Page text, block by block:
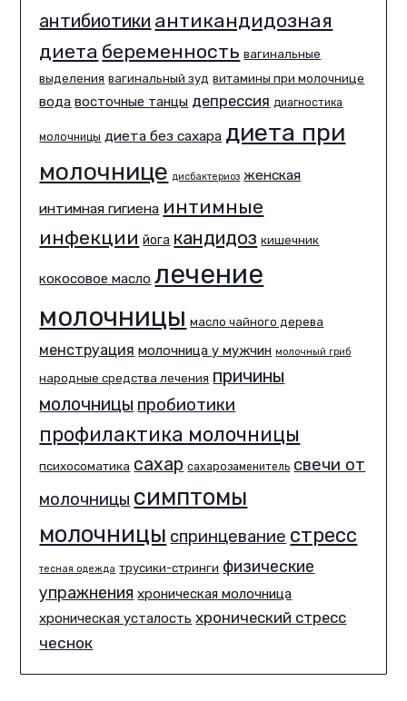
антибиотики антикандидозная
диета беременность вагинальные
выделения вагинальный зуд витамины при молочнице
вода восточные танцы депрессия диагностика
молочницы диета без сахара диета при
молочнице дисбактериоз женская
интимная гигиена интимные
инфекции йога кандидоз кишечник
кокосовое масло лечение
молочницы масло чайного дерева
менструация молочница у мужчин молочный гриб
народные средства лечения причины
молочницы пробиотики
профилактика молочницы
психосоматика сахар сахарозаменитель свечи от
молочницы симптомы
молочницы спринцевание стресс
тесная одежда трусики-стринги физические
упражнения хроническая молочница
хроническая усталость хронический стресс
чеснок